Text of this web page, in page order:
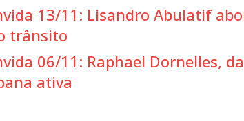
13/11: Lisandro Abulatif
trânsito
06/11: Raphael Dornelles,
ativa